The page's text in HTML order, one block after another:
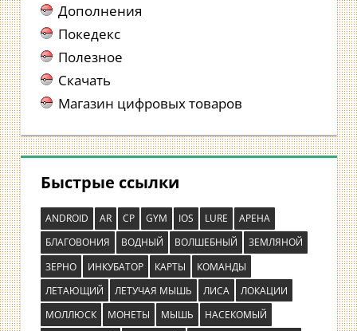
Дополнения
Покедекс
Полезное
Скачать
Магазин цифровых товаров
Быстрые ссылки
ANDROID AR CP GYM IOS LURE
АРЕНА
БЛАГОВОНИЯ
ВОДНЫЙ ВОЛШЕБНЫЙ
ЗЕМЛЯНОЙ
ЗЕРНО
ИНКУБАТОР КАРТЫ
КОМАНДЫ
ЛЕТАЮЩИЙ
ЛЕТУЧАЯ МЫШЬ ЛИСА
ЛОКАЦИИ
МОЛЛЮСК
МОНЕТЫ МЫШЬ
НАСЕКОМЫЙ